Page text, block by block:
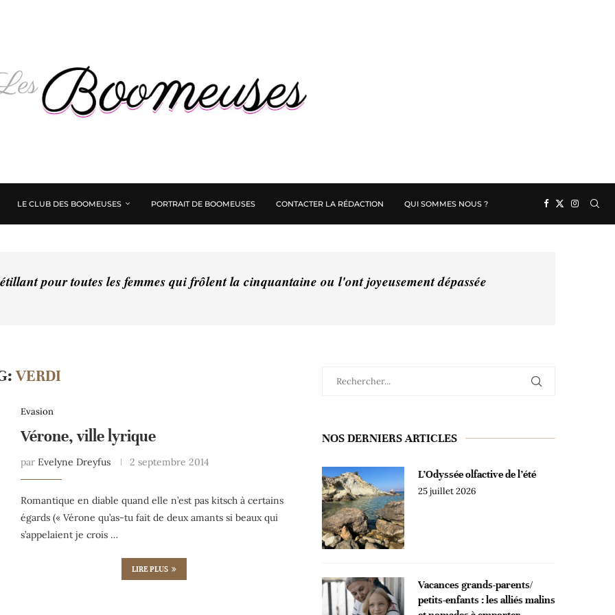
LE CLUB DES BOOMEUSES PORTRAIT DE BOOMEUSES CONTACTER LA RÉDACTION QUI SOMMES NOUS ?
pour toutes les femmes qui frôlent la cinquantaine ou l'ont joyeusement dépassée
VERDI
Evasion
Vérone, ville lyrique
par Evelyne Dreyfus 2 septembre 2014
Romantique en diable quand elle n’est pas kitsch à certains
égards (« Vérone qu’as-tu fait de deux amants si beaux qui
s’appelaient je crois …
LIRE PLUS
NOS DERNIERS ARTICLES
L’Odyssée olfactive de l’été
25 juillet 2026
Vacances grands-parents/
petits-enfants : les alliés malins